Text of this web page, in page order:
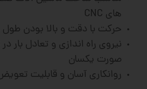
های CNC
حرکت با دقت و بالا بودن طول
نیروی راه اندازی و تعادل بار
صورت یکسان
روانکاری آسان و قابلیت تعویض